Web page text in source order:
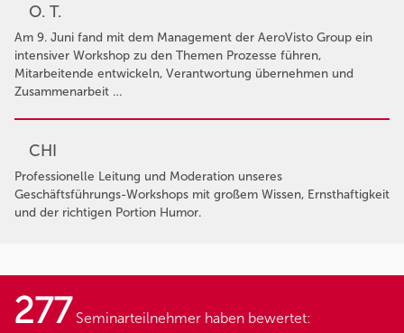
O. T.
Am 9. Juni fand mit dem Management der AeroVisto Group ein
intensiver Workshop zu den Themen Prozesse führen,
Mitarbeitende entwickeln, Verantwortung übernehmen und
Zusammenarbeit …
CHI
Professionelle Leitung und Moderation unseres
Geschäftsführungs-Workshops mit großem Wissen, Ernsthaftigkeit
und der richtigen Portion Humor.
277 Seminarteilnehmer haben bewertet: